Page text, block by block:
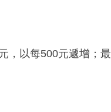
，以每500元遞增；最